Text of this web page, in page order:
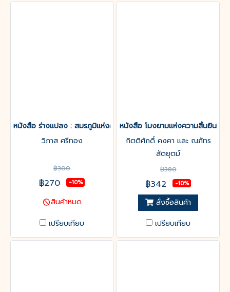
หนังสือ ร่างแปลง : สมรภูมิแห่งความวิปลาสของเนื้อหนัง (รวมเรื่องสั้
วิภาส ศรีทอง
฿300
฿270 -10%
สินค้าหมด
เปรียบเทียบ
หนังสือ โมงยามแห่งความสิ้นยินดี
กิตติศักดิ์ คงคา และ ณภัทร
สัตยุตม์
฿380
฿342 -10%
สั่งซื้อสินค้า
เปรียบเทียบ